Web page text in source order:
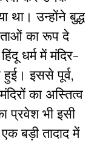
था। उन्होंने बुद्ध
का रूप दे
धर्म में मंदिर-
हुई। इससे पूर्व,
का अस्तित्व
प्रवेश भी इसी
बड़ी तादाद में